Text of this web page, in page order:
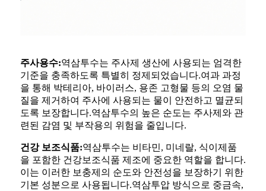
주사용수:역삼투수는 주사제 생산에 사용되는 엄격한
기준을 충족하도록 특별히 정제되었습니다.여과 과정
을 통해 박테리아, 바이러스, 용존 고형물 등의 오염 물
질을 제거하여 주사에 사용되는 물이 안전하고 멸균되
도록 보장합니다.역삼투수의 높은 순도는 주사제와 관
련된 감염 및 부작용의 위험을 줄입니다.
건강 보조식품:역삼투수는 비타민, 미네랄, 식이제품
을 포함한 건강보조식품 제조에 중요한 역할을 합니다.
이는 이러한 보충제의 순도와 안전성을 보장하기 위한
기본 성분으로 사용됩니다.역삼투압 방식으로 중금속,